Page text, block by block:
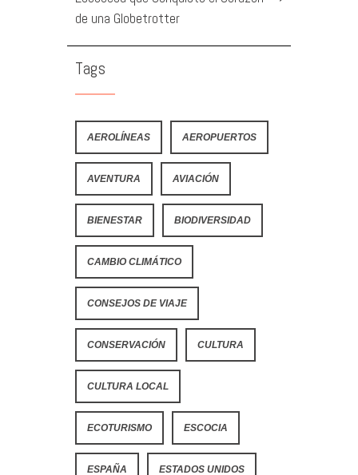
de una Globetrotter
Tags
AEROLÍNEAS AEROPUERTOS
AVENTURA AVIACIÓN
BIENESTAR BIODIVERSIDAD
CAMBIO CLIMÁTICO
CONSEJOS DE VIAJE
CONSERVACIÓN CULTURA
CULTURA LOCAL
ECOTURISMO ESCOCIA
ESPAÑA ESTADOS UNIDOS